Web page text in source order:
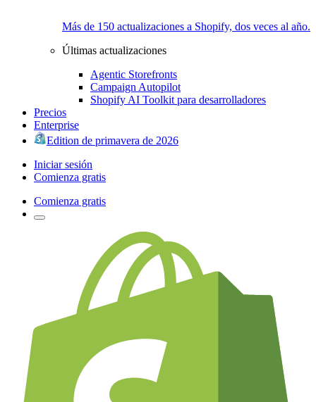
Más de 150 actualizaciones a Shopify, dos veces al año.
Últimas actualizaciones
Agentic Storefronts
Campaign Autopilot
Shopify AI Toolkit para desarrolladores
Precios
Enterprise
Edition de primavera de 2026
Iniciar sesión
Comienza gratis
Comienza gratis